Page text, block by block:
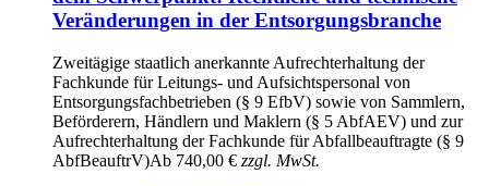
Veränderungen in der Entsorgungsbranche
Zweitägige staatlich anerkannte Aufrechterhaltung der
Fachkunde für Leitungs- und Aufsichtspersonal von
Entsorgungsfachbetrieben (§ 9 EfbV) sowie von Sammlern,
Beförderern, Händlern und Maklern (§ 5 AbfAEV) und zur
Aufrechterhaltung der Fachkunde für Abfallbeauftragte (§ 9
AbfBeauftrV)Ab 740,00 € zzgl. MwSt.